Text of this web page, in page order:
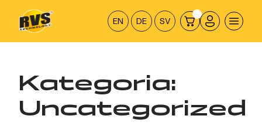
Hyppää
sisältöön
EN DE SV
Kategoria:
Uncategorized